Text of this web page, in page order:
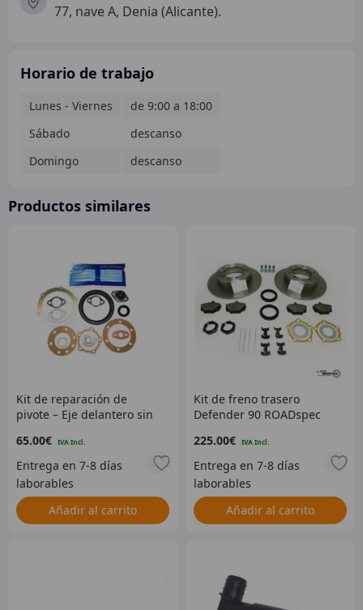
77, nave A, Denia (Alicante).
Horario de trabajo
Lunes - Viernes
de 9:00 a 18:00
Sábado
descanso
Domingo
descanso
Productos similares
Kit de reparación de
pivote – Eje delantero sin
65.00€
Añadir al carrito
Kit de freno trasero
Defender 90 ROADspec
225.00€
Añadir al carrito